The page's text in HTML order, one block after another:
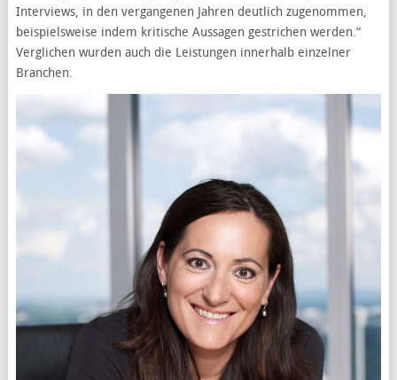
Interviews, in den vergangenen Jahren deutlich zugenommen,
beispielsweise indem kritische Aussagen gestrichen werden.“
Verglichen wurden auch die Leistungen innerhalb einzelner
Branchen.